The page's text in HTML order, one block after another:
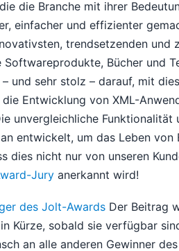
die Branche mit ihrer
einfacher und effizienter
trendsetzenden und
Bücher und
und sehr stolz – darauf, mit
Entwicklung von XML-
unvergleichliche
entwickelt, um das Leben
dies nicht nur von unseren
Jury anerkannt wird!
des Jolt-Awards Der Beitrag
Kürze, sobald sie verfügbar
an alle anderen Gewinner